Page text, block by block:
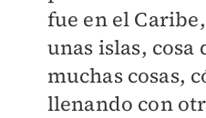
fue en el
unas islas, cosa
muchas cosas,
llenando con